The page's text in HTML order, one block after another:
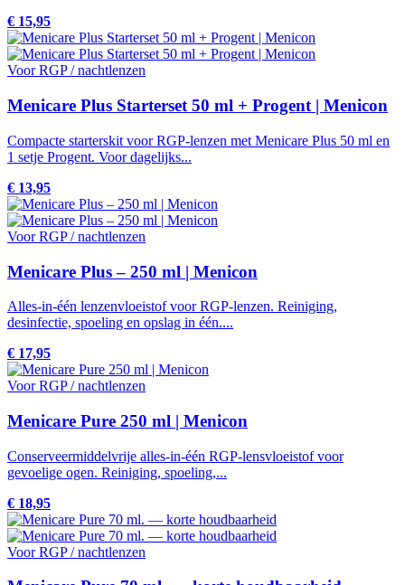
€ 15,95
Voor RGP / nachtlenzen
Menicare Plus Starterset 50 ml + Progent | Menicon
Compacte starterskit voor RGP-lenzen met Menicare Plus 50 ml en
1 setje Progent. Voor dagelijks...
€ 13,95
Voor RGP / nachtlenzen
Menicare Plus – 250 ml | Menicon
Alles-in-één lenzenvloeistof voor RGP-lenzen. Reiniging,
desinfectie, spoeling en opslag in één....
€ 17,95
Voor RGP / nachtlenzen
Menicare Pure 250 ml | Menicon
Conserveermiddelvrije alles-in-één RGP-lensvloeistof voor
gevoelige ogen. Reiniging, spoeling,...
€ 18,95
Voor RGP / nachtlenzen